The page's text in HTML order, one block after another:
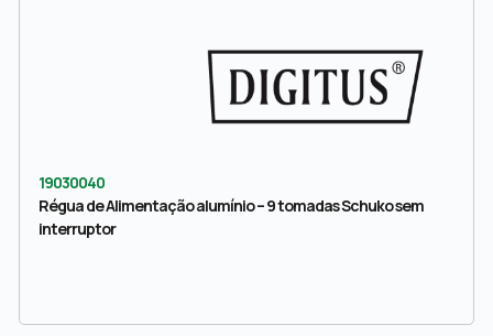
19030040
Régua de Alimentação alumínio – 9 tomadas Schuko sem
interruptor